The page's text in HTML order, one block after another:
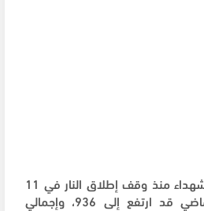
وأشارت إلى أن إجمالي الشهداء منذ وقف إطلاق النار في 11
تشرين الأول/ أكتوبر الماضي قد ارتفع إلى 936، وإجمالي